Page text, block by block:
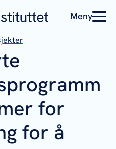
Meny
for
for å